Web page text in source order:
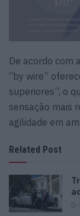
De acordo com
“by wire”
superiores”, o
sensação mais
agilidade em
Related Post